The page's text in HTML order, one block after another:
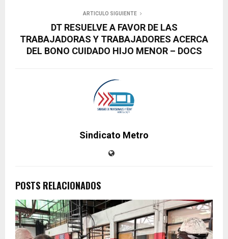
ARTICULO SIGUIENTE
DT RESUELVE A FAVOR DE LAS
TRABAJADORAS Y TRABAJADORES ACERCA
DEL BONO CUIDADO HIJO MENOR – DOCS
Sindicato Metro
POSTS RELACIONADOS